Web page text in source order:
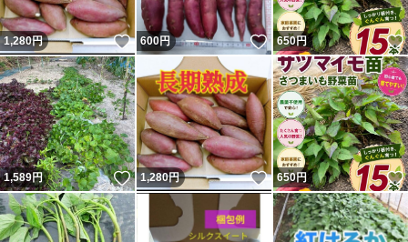
1,280円 いいね！
600円 いいね！
650円
1,589円 いいね！
1,280円 いいね！
650円